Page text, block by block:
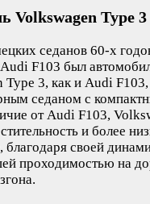
Volkswagen Type 3
седанов 60-х
F103 был
Type 3, как и Audi
седаном с
от Audi F103,
и более
своей
проходимостью на